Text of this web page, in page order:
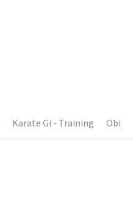
Karate Gi - Training Obi